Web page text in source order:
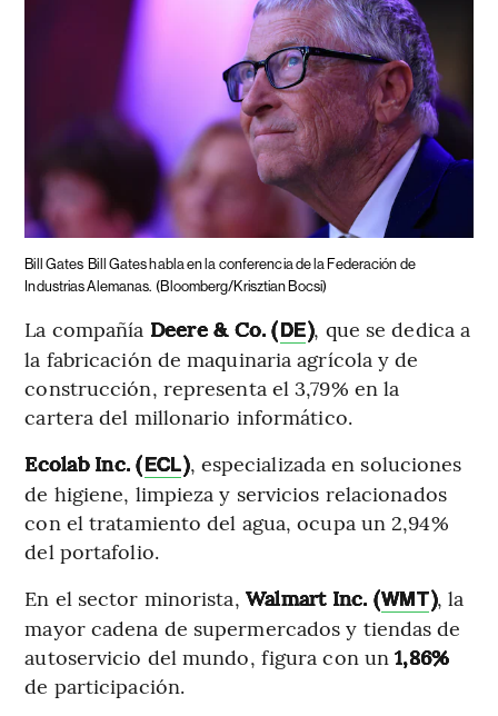
Bill Gates Bill Gates habla en la conferencia de la Federación de
Industrias Alemanas. (Bloomberg/Krisztian Bocsi)
La compañía Deere & Co. (DE), que se dedica a
la fabricación de maquinaria agrícola y de
construcción, representa el 3,79% en la
cartera del millonario informático.
Ecolab Inc. (ECL), especializada en soluciones
de higiene, limpieza y servicios relacionados
con el tratamiento del agua, ocupa un 2,94%
del portafolio.
En el sector minorista, Walmart Inc. (WMT), la
mayor cadena de supermercados y tiendas de
autoservicio del mundo, figura con un1,86%
de participación.